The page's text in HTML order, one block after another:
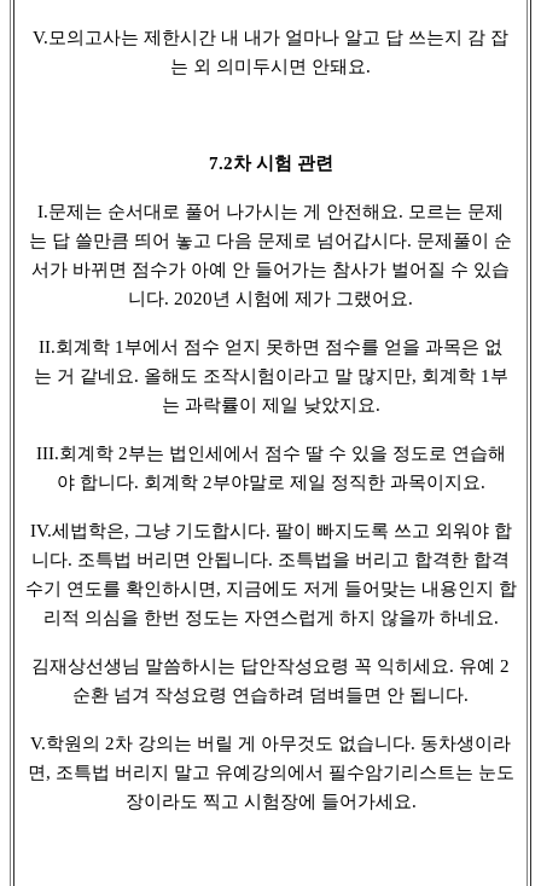
V.모의고사는 제한시간 내 내가 얼마나 알고 답 쓰는지 감 잡
는 외 의미두시면 안돼요.
7.2차 시험 관련
I.문제는 순서대로 풀어 나가시는 게 안전해요. 모르는 문제
는 답 쓸만큼 띄어 놓고 다음 문제로 넘어갑시다. 문제풀이 순
서가 바뀌면 점수가 아예 안 들어가는 참사가 벌어질 수 있습
니다. 2020년 시험에 제가 그랬어요.
II.회계학 1부에서 점수 얻지 못하면 점수를 얻을 과목은 없
는 거 같네요. 올해도 조작시험이라고 말 많지만, 회계학 1부
는 과락률이 제일 낮았지요.
III.회계학 2부는 법인세에서 점수 딸 수 있을 정도로 연습해
야 합니다. 회계학 2부야말로 제일 정직한 과목이지요.
IV.세법학은, 그냥 기도합시다. 팔이 빠지도록 쓰고 외워야 합
니다. 조특법 버리면 안됩니다. 조특법을 버리고 합격한 합격
수기 연도를 확인하시면, 지금에도 저게 들어맞는 내용인지 합
리적 의심을 한번 정도는 자연스럽게 하지 않을까 하네요.
김재상선생님 말씀하시는 답안작성요령 꼭 익히세요. 유예 2
순환 넘겨 작성요령 연습하려 덤벼들면 안 됩니다.
V.학원의 2차 강의는 버릴 게 아무것도 없습니다. 동차생이라
면, 조특법 버리지 말고 유예강의에서 필수암기리스트는 눈도
장이라도 찍고 시험장에 들어가세요.